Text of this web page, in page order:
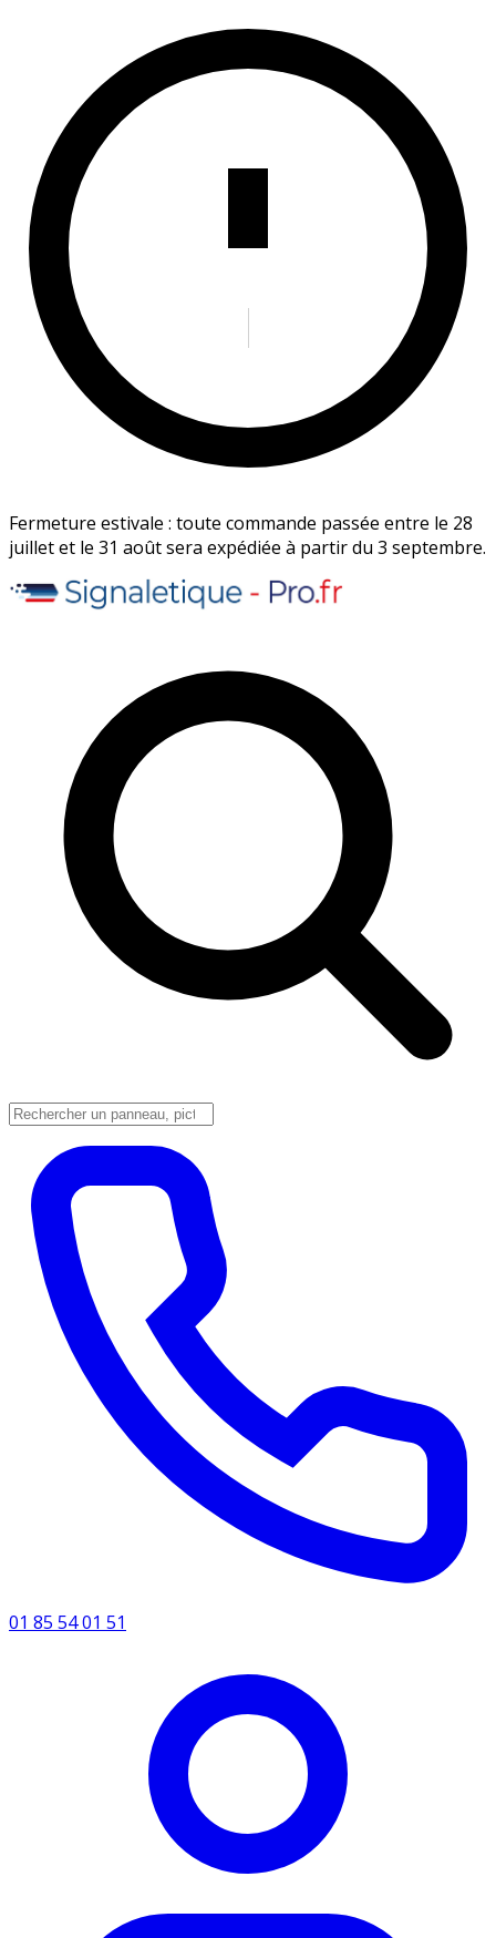
Fermeture estivale : toute commande passée entre le 28
juillet et le 31 août sera expédiée à partir du 3 septembre.
01 85 54 01 51